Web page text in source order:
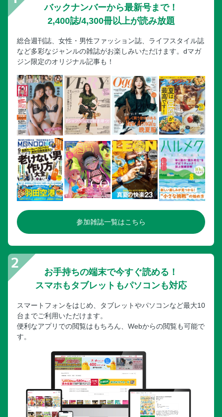
バックナンバーから最新号まで！
2,400誌/4,300冊以上が読み放題
総合週刊誌、女性・男性ファッション誌、ライフスタイル誌
など多彩なジャンルの雑誌がお楽しみいただけます。dマガ
ジン限定のオリジナル記事も！
参加雑誌一覧はこちら
お手持ちの端末で今すぐ読める！
スマホもタブレットもパソコンも対応
スマートフォンをはじめ、タブレットやパソコンなど最大10
台までご利用いただけます。
便利なアプリでの閲覧はもちろん、Webからの閲覧も可能で
す。